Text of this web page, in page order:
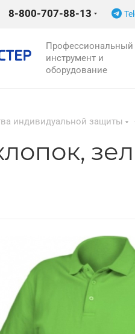
8-800-707-88-13
Профессиональный
инструмент и
оборудование
индивидуальной защиты